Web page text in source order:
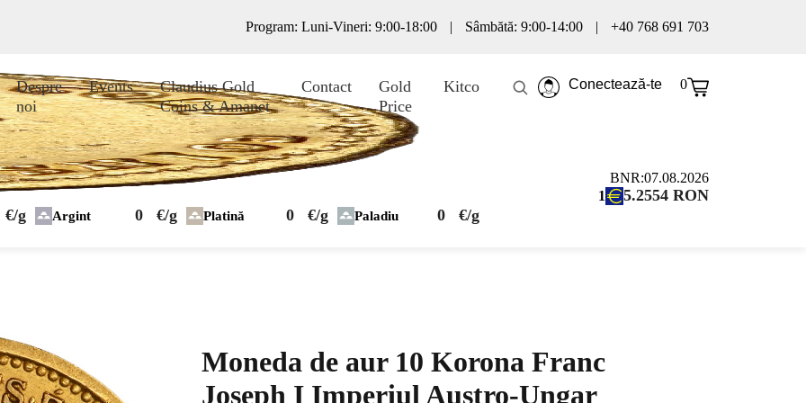
Program: Luni-Vineri: 9:00-18:00 | Sâmbătă: 9:00-14:00 | +40 768 691 703
Despre
noi
Events
Claudius Gold
Coins & Amanet
Contact
Gold
Price
Kitco
€/g Argint 0 €/g Platină 0 €/g Paladiu 0 €/g
Conectează-te 0
BNR:07.08.2026
1
5.2554 RON
Moneda de aur 10 Korona Franc
Joseph I Imperiul Austro-Ungar